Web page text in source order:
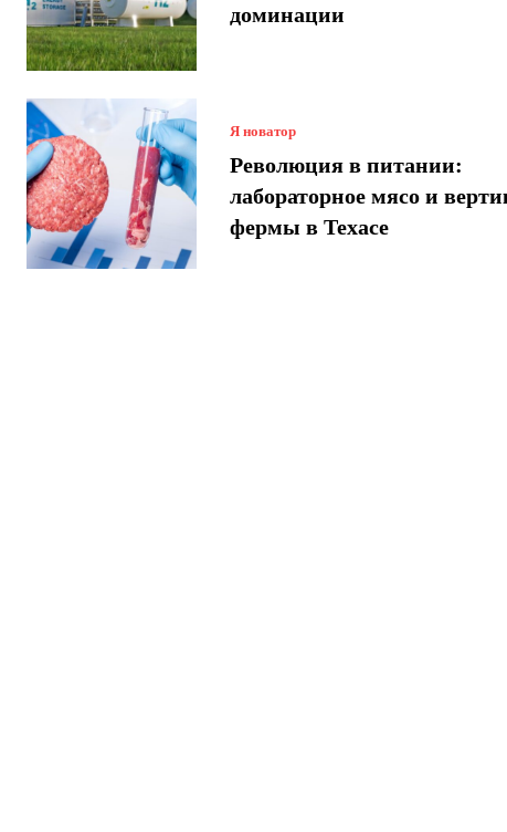
доминации
Я новатор
Революция в питании:
лабораторное мясо и
фермы в Техасе